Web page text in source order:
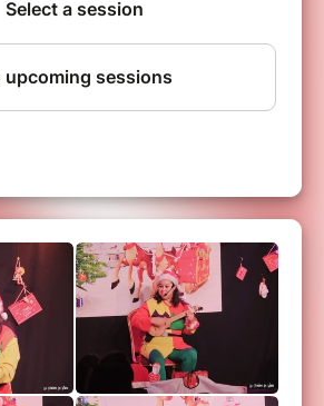
musiques, etc) étant trop
pas autoriser l'entrée pour les
d'1 an.
via Billetweb (notre partenaire
sont disponibles en
de non réception de votre
ne pas confondre
de votre banque et la
Le SMS de votre banque
de transaction mais ne
il faut attendre l'écran
le site) pour savoir si le
ou non.